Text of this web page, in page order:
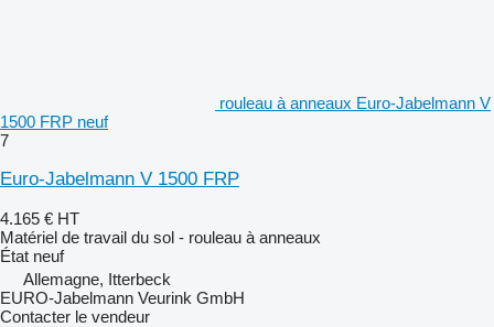
rouleau à anneaux Euro-Jabelmann V
1500 FRP neuf
7
Euro-Jabelmann V 1500 FRP
4.165 € HT
Matériel de travail du sol - rouleau à anneaux
État neuf
Allemagne, Itterbeck
EURO-Jabelmann Veurink GmbH
Contacter le vendeur